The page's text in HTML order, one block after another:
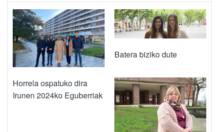
Horrela ospatuko dira
Irunen 2024ko Eguberriak
Batera biziko dute